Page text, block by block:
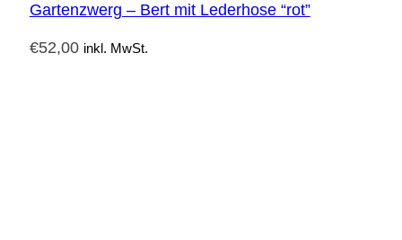
Gartenzwerg – Bert mit Lederhose “rot”
€52,00 inkl. MwSt.